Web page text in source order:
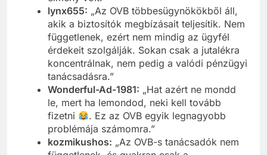
lynx655: „Az OVB többesügynökökből áll,
akik a biztosítók megbízásait teljesítik. Nem
függetlenek, ezért nem mindig az ügyfél
érdekeit szolgálják. Sokan csak a jutalékra
koncentrálnak, nem pedig a valódi pénzügyi
tanácsadásra.”
Wonderful-Ad-1981: „Hat azért ne mondd
le, mert ha lemondod, neki kell tovább
fizetni
. Ez az OVB egyik legnagyobb
problémája számomra.”
kozmikushos: „Az OVB-s tanácsadók nem